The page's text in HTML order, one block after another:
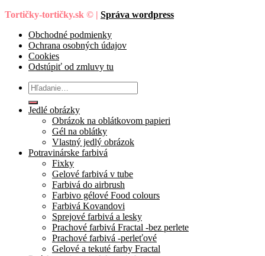
Tortičky-tortičky.sk © | Správa wordpress
Obchodné podmienky
Ochrana osobných údajov
Cookies
Odstúpiť od zmluvy tu
Hľadať:
Jedlé obrázky
Obrázok na oblátkovom papieri
Gél na oblátky
Vlastný jedlý obrázok
Potravinárske farbivá
Fixky
Gelové farbivá v tube
Farbivá do airbrush
Farbivo gélové Food colours
Farbivá Kovandovi
Sprejové farbivá a lesky
Prachové farbivá Fractal -bez perlete
Prachové farbivá -perleťové
Gelové a tekuté farby Fractal